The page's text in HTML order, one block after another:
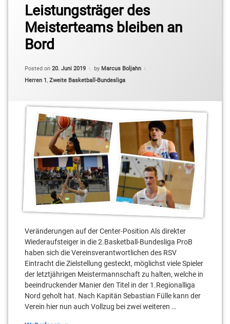
Petar
Zivkovic
Fülle
Thabo
Pastushenko
Yannick
Hildebrandt
Leistungsträger des
Meisterteams bleiben an
Bord
Posted on 20. Juni 2019 by Marcus Boljahn
Categories:
Herren 1, Zweite Basketball-Bundesliga
Veränderungen auf der Center-Position Als direkter
Wiederaufsteiger in die 2.Basketball-Bundesliga ProB
haben sich die Vereinsverantwortlichen des RSV
Eintracht die Zielstellung gesteckt, möglichst viele Spieler
der letztjährigen Meistermannschaft zu halten, welche in
beeindruckender Manier den Titel in der 1.Regionalliga
Nord geholt hat. Nach Kapitän Sebastian Fülle kann der
Verein hier nun auch Vollzug bei zwei weiteren …
Basketball-
Bundesliga
Pro B
Toroman
Buchmann
Max
Stölzel
Moses
Pölking
Fülle
Yannick